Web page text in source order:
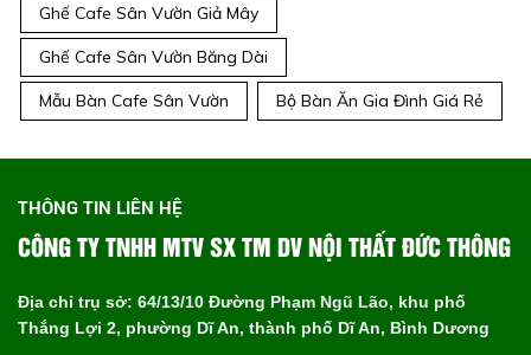
Ghế Cafe Sân Vườn Giả Mây
Ghế Cafe Sân Vườn Băng Dài
Mẫu Bàn Cafe Sân Vườn Bộ Bàn Ăn Gia Đình Giá Rẻ
THÔNG TIN LIÊN HỆ
CÔNG TY TNHH MTV SX TM DV NỘI THẤT ĐỨC THÔNG
Địa chỉ trụ sở: 64/13/10 Đường Phạm Ngũ Lão, khu phố
Thắng Lợi 2, phường Dĩ An, thành phố Dĩ An, Bình Dương